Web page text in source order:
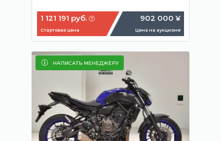
1 121 191 руб.
Стартовая цена
902 000 ¥
Цена на аукционе
НАПИСАТЬ МЕНЕДЖЕРУ